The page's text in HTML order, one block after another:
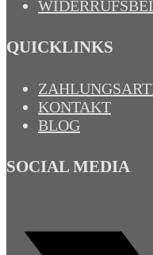
QUICKLINKS
KONTAKT
BLOG
SOCIAL MEDIA